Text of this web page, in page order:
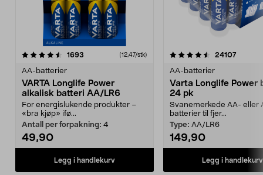
1693 anmeldelser(12,47/stk)
AA-batterier
VARTA Longlife Power
alkalisk batteri AA/LR6
For energislukende produkter –
«bra kjøp» ifø...
Antall per forpakning: 4
49,90
Legg i handlekurv
4.5av 5 stjerner 24107
AA-batterier
Varta Longlife Power
24 pk
Svanemerkede AA- eller
batterier til fjer...
Type: AA/LR6
149,90
Legg i handlekurv